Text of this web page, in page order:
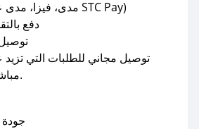
الدفع الإلكتروني (مدى، فيزا، مدى عبر STC Pay)
دفع
مباشر من الموقع نفسه ).